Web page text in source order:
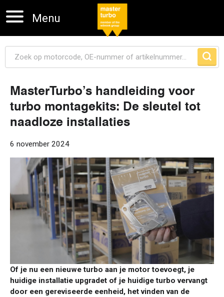
Menu
Navigatie overslaan
MasterTurbo’s handleiding voor
turbo montagekits: De sleutel tot
naadloze installaties
6 november 2024
Of je nu een nieuwe turbo aan je motor toevoegt, je
huidige installatie upgradet of je huidige turbo vervangt
door een gereviseerde eenheid, het vinden van de